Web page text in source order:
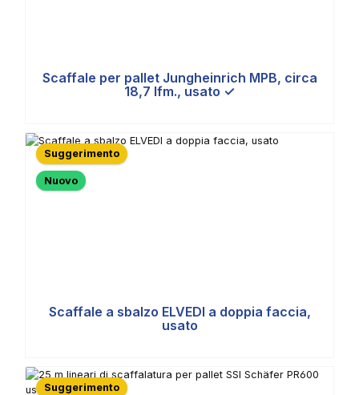
Scaffale per pallet Jungheinrich MPB, circa
18,7 lfm., usato ✓
Suggerimento
Nuovo
Scaffale a sbalzo ELVEDI a doppia faccia,
usato
Suggerimento